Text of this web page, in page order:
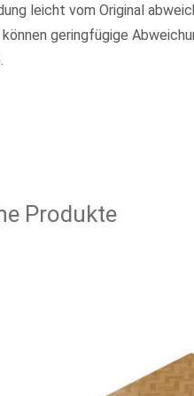
leicht vom Original
geringfügige
Produkte